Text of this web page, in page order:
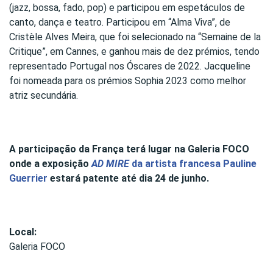
(jazz, bossa, fado, pop) e participou em espetáculos de
canto, dança e teatro. Participou em “Alma Viva”, de
Cristèle Alves Meira, que foi selecionado na “Semaine de la
Critique”, em Cannes, e ganhou mais de dez prémios, tendo
representado Portugal nos Óscares de 2022. Jacqueline
foi nomeada para os prémios Sophia 2023 como melhor
atriz secundária.
A participação da França terá lugar na Galeria FOCO
onde a exposiçãoAD MIREda artista francesa Pauline
Guerrier estará patente até dia 24 de junho.
Local:
Galeria FOCO